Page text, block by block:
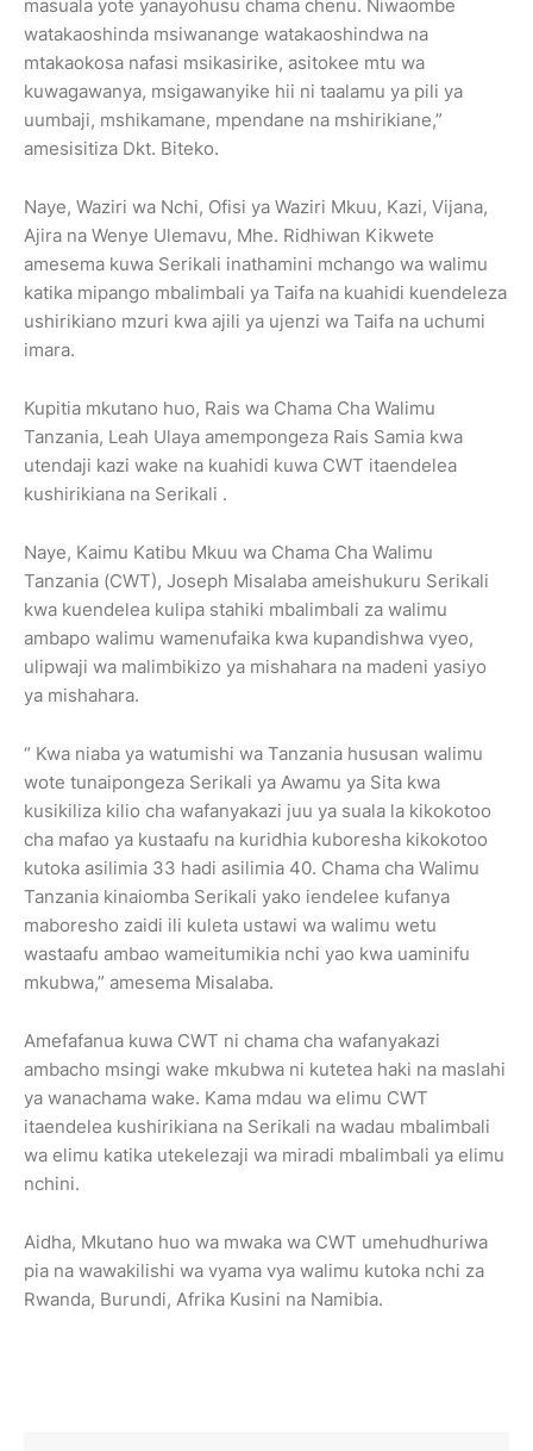
masuala yote yanayohusu chama chenu. Niwaombe
watakaoshinda msiwanange watakaoshindwa na
mtakaokosa nafasi msikasirike, asitokee mtu wa
kuwagawanya, msigawanyike hii ni taalamu ya pili ya
uumbaji, mshikamane, mpendane na mshirikiane,”
amesisitiza Dkt. Biteko.
Naye, Waziri wa Nchi, Ofisi ya Waziri Mkuu, Kazi, Vijana,
Ajira na Wenye Ulemavu, Mhe. Ridhiwan Kikwete
amesema kuwa Serikali inathamini mchango wa walimu
katika mipango mbalimbali ya Taifa na kuahidi kuendeleza
ushirikiano mzuri kwa ajili ya ujenzi wa Taifa na uchumi
imara.
Kupitia mkutano huo, Rais wa Chama Cha Walimu
Tanzania, Leah Ulaya amempongeza Rais Samia kwa
utendaji kazi wake na kuahidi kuwa CWT itaendelea
kushirikiana na Serikali .
Naye, Kaimu Katibu Mkuu wa Chama Cha Walimu
Tanzania (CWT), Joseph Misalaba ameishukuru Serikali
kwa kuendelea kulipa stahiki mbalimbali za walimu
ambapo walimu wamenufaika kwa kupandishwa vyeo,
ulipwaji wa malimbikizo ya mishahara na madeni yasiyo
ya mishahara.
“ Kwa niaba ya watumishi wa Tanzania hususan walimu
wote tunaipongeza Serikali ya Awamu ya Sita kwa
kusikiliza kilio cha wafanyakazi juu ya suala la kikokotoo
cha mafao ya kustaafu na kuridhia kuboresha kikokotoo
kutoka asilimia 33 hadi asilimia 40. Chama cha Walimu
Tanzania kinaiomba Serikali yako iendelee kufanya
maboresho zaidi ili kuleta ustawi wa walimu wetu
wastaafu ambao wameitumikia nchi yao kwa uaminifu
mkubwa,” amesema Misalaba.
Amefafanua kuwa CWT ni chama cha wafanyakazi
ambacho msingi wake mkubwa ni kutetea haki na maslahi
ya wanachama wake. Kama mdau wa elimu CWT
itaendelea kushirikiana na Serikali na wadau mbalimbali
wa elimu katika utekelezaji wa miradi mbalimbali ya elimu
nchini.
Aidha, Mkutano huo wa mwaka wa CWT umehudhuriwa
pia na wawakilishi wa vyama vya walimu kutoka nchi za
Rwanda, Burundi, Afrika Kusini na Namibia.